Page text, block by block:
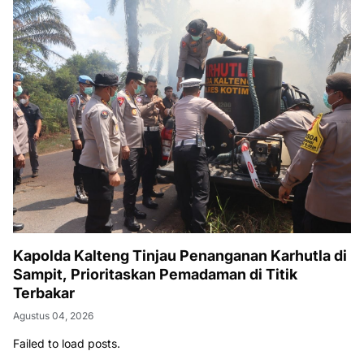
Kapolda Kalteng Tinjau Penanganan Karhutla di
Sampit, Prioritaskan Pemadaman di Titik
Terbakar
Agustus 04, 2026
Failed to load posts.